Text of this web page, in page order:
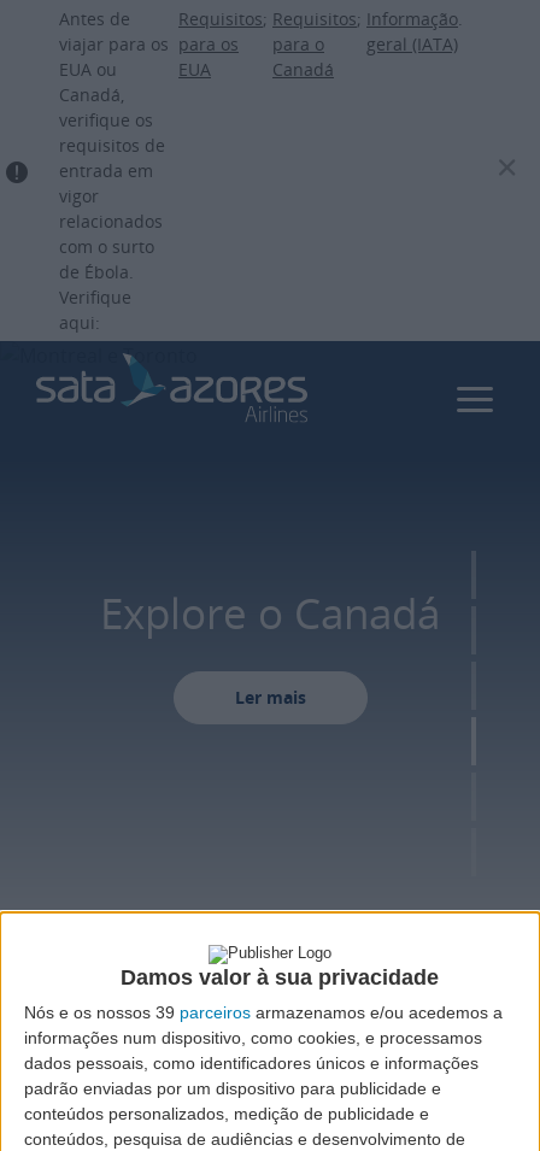
Damos valor à sua privacidade
Nós e os nossos 39 parceiros armazenamos e/ou acedemos a
informações num dispositivo, como cookies, e processamos
dados pessoais, como identificadores únicos e informações
padrão enviadas por um dispositivo para publicidade e
conteúdos personalizados, medição de publicidade e
conteúdos, pesquisa de audiências e desenvolvimento de
Passar
para
o
Antes de
viajar para os
EUA ou
Canadá,
verifique os
requisitos de
entrada em
vigor
relacionados
com o surto
de Ébola.
Verifique
aqui:
Requisitos
para os
EUA
; Requisitos
para o
Canadá
; Informação
geral (IATA)
.
Explore o Canadá
Ler mais
Ida e volta Várias cidades
DE